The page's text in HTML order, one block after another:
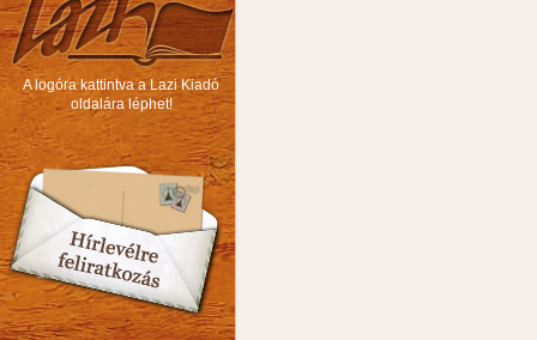
A logóra kattintva a Lazi Kiadó
oldalára léphet!